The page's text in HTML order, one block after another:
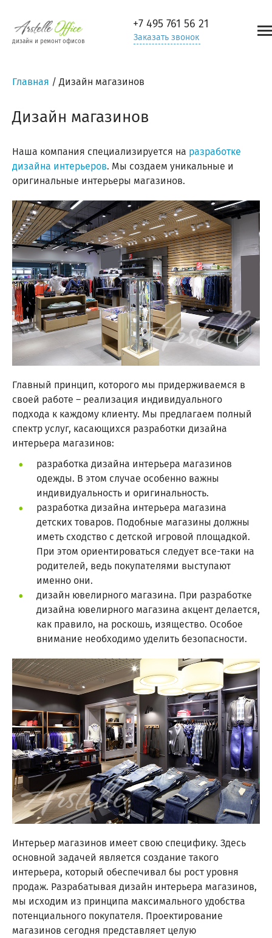
дизайн и ремонт офисов
+7 495761 56 21
Заказать звонок
Главная /Дизайн магазинов
Дизайн магазинов
Наша компания специализируется на разработке
дизайна интерьеров. Мы создаем уникальные и
оригинальные интерьеры магазинов.
Главный принцип, которого мы придерживаемся в
своей работе – реализация индивидуального
подхода к каждому клиенту. Мы предлагаем полный
спектр услуг, касающихся разработки дизайна
интерьера магазинов:
разработка дизайна интерьера магазинов
одежды. В этом случае особенно важны
индивидуальность и оригинальность.
разработка дизайна интерьера магазина
детских товаров. Подобные магазины должны
иметь сходство с детской игровой площадкой.
При этом ориентироваться следует все-таки на
родителей, ведь покупателями выступают
именно они.
дизайн ювелирного магазина. При разработке
дизайна ювелирного магазина акцент делается,
как правило, на роскошь, изящество. Особое
внимание необходимо уделить безопасности.
Интерьер магазинов имеет свою специфику. Здесь
основной задачей является создание такого
интерьера, который обеспечивал бы рост уровня
продаж. Разрабатывая дизайн интерьера магазинов,
мы исходим из принципа максимального удобства
потенциального покупателя. Проектирование
магазинов сегодня представляет целую